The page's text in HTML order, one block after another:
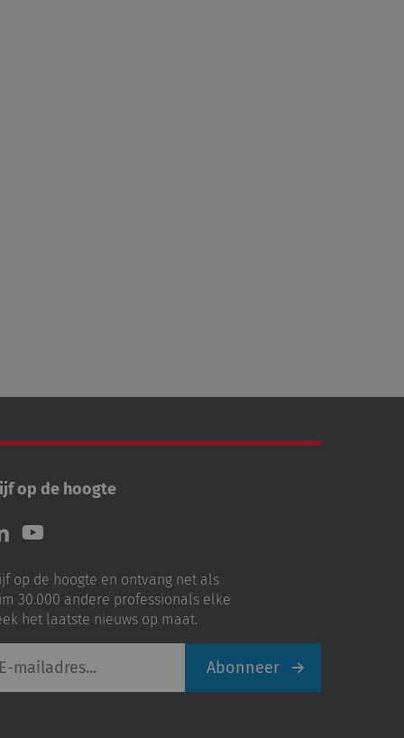
op de hoogte
Volg
ons
Youtube
op de hoogte en ontvang net als
30.000 andere professionals elke
het laatste nieuws op maat.
Abonneer